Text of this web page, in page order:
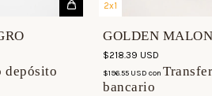
depósito
2x1
GOLDEN
$218.39 USD
$196.55 USD con
bancario